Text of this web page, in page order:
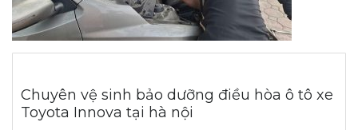
Chuyên vệ sinh bảo dưỡng điều hòa ô tô xe
Toyota Innova tại hà nội